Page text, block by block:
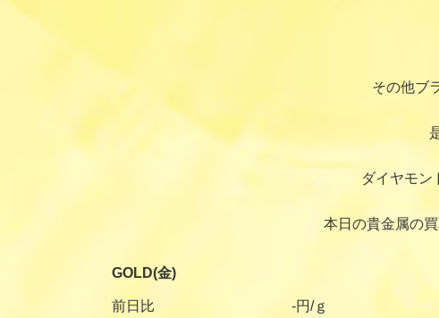
その他ブ
ダイヤモン
本日の貴金属の
GOLD(金)
前日比 -円/ｇ